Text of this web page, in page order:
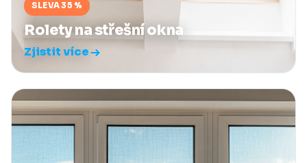
SLEVA 35 %
Rolety na střešní okna
Zjistit více